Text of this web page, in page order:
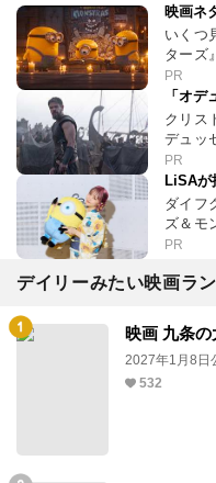
映画ネ
いくつ
ターズ
PR
「オ
クリス
デュッ
PR
LiSAが
ダイフ
ズ＆モ
PR
デイリーみたい映画ラ
映画 九条の
2027年1月8日
532